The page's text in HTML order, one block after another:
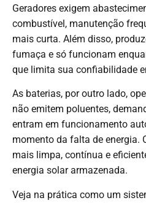
Geradores exigem
combustível, manutenção
mais curta. Além disso,
fumaça e só funcionam
que limita sua confiabilidade
As baterias, por outro lado,
não emitem poluentes,
entram em funcionamento
momento da falta de energia.
mais limpa, contínua e
energia solar armazenada.
Veja na prática como um